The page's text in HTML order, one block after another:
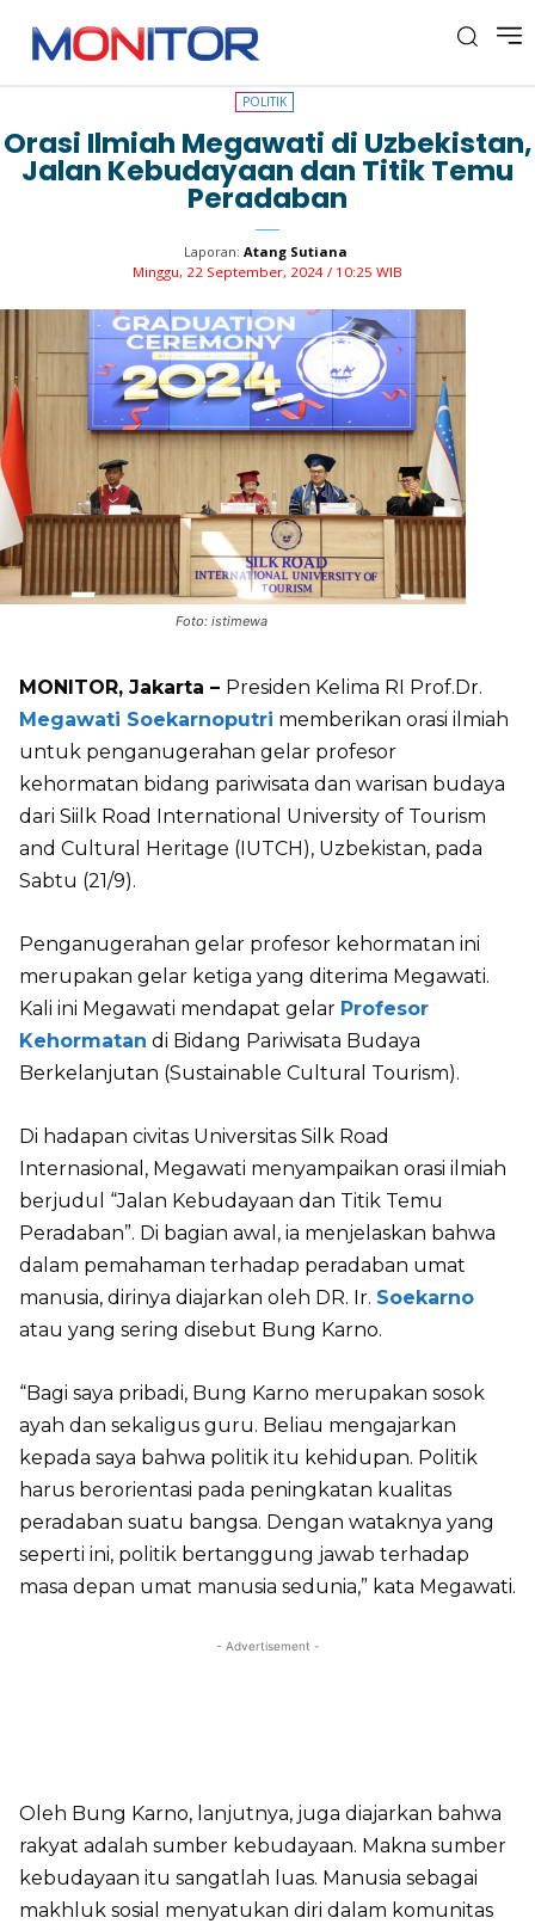
POLITIK
POLITIK
Orasi Ilmiah Megawati di Uzbekistan,
Jalan Kebudayaan dan Titik Temu
Peradaban
Laporan: Atang Sutiana
Minggu, 22 September, 2024 / 10:25 WIB
Foto: istimewa
MONITOR, Jakarta – Presiden Kelima RI Prof.Dr.
Megawati Soekarnoputri memberikan orasi ilmiah
untuk penganugerahan gelar profesor
kehormatan bidang pariwisata dan warisan budaya
dari Siilk Road International University of Tourism
and Cultural Heritage (IUTCH), Uzbekistan, pada
Sabtu (21/9).
Penganugerahan gelar profesor kehormatan ini
merupakan gelar ketiga yang diterima Megawati.
Kali ini Megawati mendapat gelar Profesor
Kehormatan di Bidang Pariwisata Budaya
Berkelanjutan (Sustainable Cultural Tourism).
Di hadapan civitas Universitas Silk Road
Internasional, Megawati menyampaikan orasi ilmiah
berjudul “Jalan Kebudayaan dan Titik Temu
Peradaban”. Di bagian awal, ia menjelaskan bahwa
dalam pemahaman terhadap peradaban umat
manusia, dirinya diajarkan oleh DR. Ir. Soekarno
atau yang sering disebut Bung Karno.
“Bagi saya pribadi, Bung Karno merupakan sosok
ayah dan sekaligus guru. Beliau mengajarkan
kepada saya bahwa politik itu kehidupan. Politik
harus berorientasi pada peningkatan kualitas
peradaban suatu bangsa. Dengan wataknya yang
seperti ini, politik bertanggung jawab terhadap
masa depan umat manusia sedunia,” kata Megawati.
- Advertisement -
Oleh Bung Karno, lanjutnya, juga diajarkan bahwa
rakyat adalah sumber kebudayaan. Makna sumber
kebudayaan itu sangatlah luas. Manusia sebagai
makhluk sosial menyatukan diri dalam komunitas